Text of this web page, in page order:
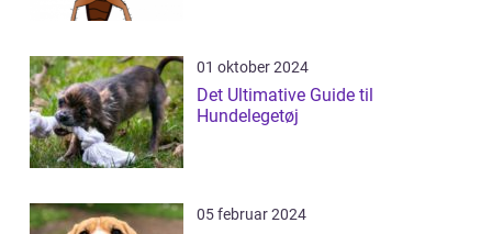
01 oktober 2024
Det Ultimative Guide til
Hundelegetøj
05 februar 2024